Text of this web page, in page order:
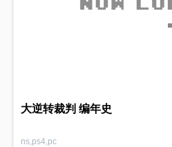
大逆转裁判 编年史
ns,ps4,pc